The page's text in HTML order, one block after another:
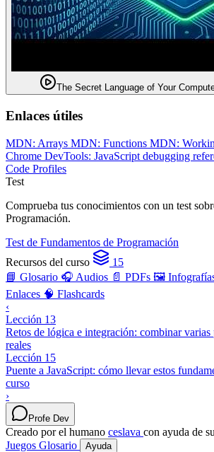
The Secret Language of Your
Enlaces útiles
MDN: Arrays MDN: Functions MDN:
Chrome DevTools: JavaScript debugging
Code Profiles
Test
Comprueba tus conocimientos con un test
Programación.
Test de Fundamentos de Programación
Recursos del curso
15
📘 Glosario 🎧 Audios 📄 PDFs 🖼️
Enlaces 🧠 Flashcards
‹
Lección 13
Retos de lógica e integración: combinar varias
reales
Lección 15
Puente a JavaScript: cómo llevar estos
curso
›
Profe Dev
Creado por el humano ceslava con ayuda de
Juegos Glosario Ayuda